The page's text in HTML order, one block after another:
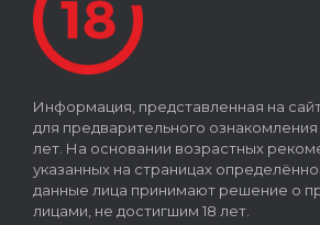
Информация, представленная на
для предварительного
лет. На основании возрастных
указанных на страницах
данные лица принимают решение о
лицами, не достигшим 18 лет.